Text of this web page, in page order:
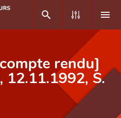
rendu]
12.11.1992, S.